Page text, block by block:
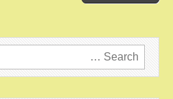
Search
for: